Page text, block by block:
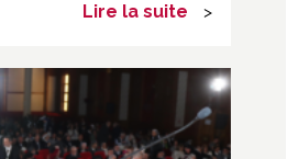
Lire la suite >